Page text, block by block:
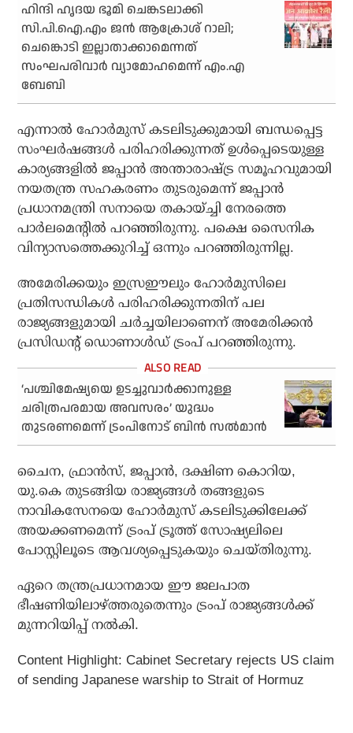
ഹിന്ദി ഹൃദയ ഭൂമി ചെങ്കടലാക്കി
സി.പി.ഐ.എം ജൻ ആക്രോശ് റാലി;
ചെങ്കൊടി ഇല്ലാതാക്കാമെന്നത്
സംഘപരിവാർ വ്യാമോഹമെന്ന് എം.എ
ബേബി
എന്നാൽ ഹോർമുസ് കടലിടുക്കുമായി ബന്ധപ്പെട്ട
സംഘർഷങ്ങൾ പരിഹരിക്കുന്നത് ഉൾപ്പെടെയുള്ള
കാര്യങ്ങളിൽ ജപ്പാൻ അന്താരാഷ്ട്ര സമൂഹവുമായി
നയതന്ത്ര സഹകരണം തുടരുമെന്ന് ജപ്പാൻ
പ്രധാനമന്ത്രി സനായെ തകായ്ച്ചി നേരത്തെ
പാർലമെന്റിൽ പറഞ്ഞിരുന്നു. പക്ഷെ സൈനിക
വിന്യാസത്തെക്കുറിച്ച് ഒന്നും പറഞ്ഞിരുന്നില്ല.
അമേരിക്കയും ഇസ്രഈലും ഹോർമുസിലെ
പ്രതിസന്ധികൾ പരിഹരിക്കുന്നതിന് പല
രാജ്യങ്ങളുമായി ചർച്ചയിലാണെന് അമേരിക്കൻ
പ്രസിഡന്റ് ഡൊണാൾഡ് ട്രംപ് പറഞ്ഞിരുന്നു.
‘പശ്ചിമേഷ്യയെ ഉടച്ചുവാര്‍ക്കാനുള്ള
ചരിത്രപരമായ അവസരം’ യുദ്ധം
തുടരണമെന്ന് ട്രംപിനോട് ബിന്‍ സല്‍മാന്‍
ചൈന, ഫ്രാൻസ്, ജപ്പാൻ, ദക്ഷിണ കൊറിയ,
യു.കെ തുടങ്ങിയ രാജ്യങ്ങൾ തങ്ങളുടെ
നാവികസേനയെ ഹോർമുസ് കടലിടുക്കിലേക്ക്
അയക്കണമെന്ന് ട്രംപ് ട്രൂത്ത് സോഷ്യലിലെ
പോസ്റ്റിലൂടെ ആവശ്യപ്പെടുകയും ചെയ്തിരുന്നു.
ഏറെ തന്ത്രപ്രധാനമായ ഈ ജലപാത
ഭീഷണിയിലാഴ്ത്തരുതെന്നും ട്രംപ് രാജ്യങ്ങൾക്ക്
മുന്നറിയിപ്പ് നൽകി.
Content Highlight: Cabinet Secretary rejects US claim
of sending Japanese warship to Strait of Hormuz